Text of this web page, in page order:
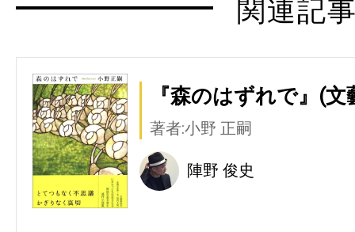
関連記
『森のはずれで』(文
著者:小野 正嗣
陣野 俊史